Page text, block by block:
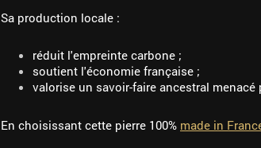
Sa production locale :
réduit l'empreinte carbone ;
soutient l'économie française ;
valorise un savoir-faire ancestral
En choisissant cette pierre 100% made in